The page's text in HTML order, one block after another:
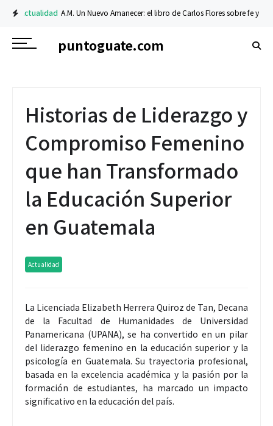
Actualidad A.M. Un Nuevo Amanecer: el libro de Carlos Flores sobre fe y
puntoguate.com
Historias de Liderazgo y
Compromiso Femenino
que han Transformado
la Educación Superior
en Guatemala
Actualidad
La Licenciada Elizabeth Herrera Quiroz de Tan, Decana
de la Facultad de Humanidades de Universidad
Panamericana (UPANA), se ha convertido en un pilar
del liderazgo femenino en la educación superior y la
psicología en Guatemala. Su trayectoria profesional,
basada en la excelencia académica y la pasión por la
formación de estudiantes, ha marcado un impacto
significativo en la educación del país.